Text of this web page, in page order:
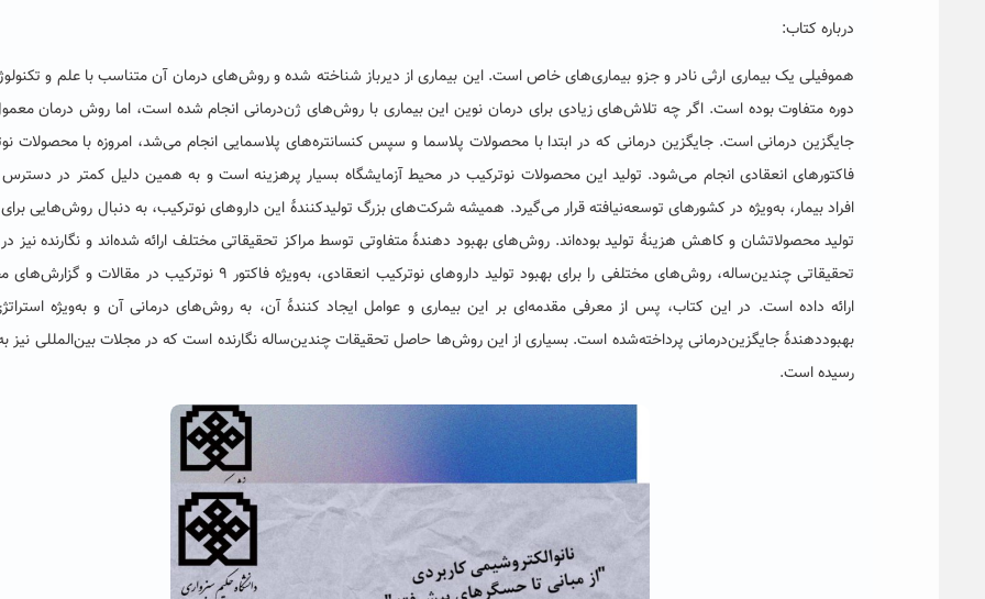
درباره کتاب:
هموفیلی یک بیماری ارثی نادر و جزو بیماری‌های خاص است. این بیماری از دیرباز شناخته شده و روش‌های درمان آن متناسب با علم و
دوره متفاوت بوده است. اگر چه تلاش‌های زیادی برای درمان نوین این بیماری با روش‌های ژن‌درمانی انجام شده است، اما روش درمان
جایگزین درمانی است. جایگزین درمانی که در ابتدا با محصولات پلاسما و سپس کنسانتره‌های پلاسمایی انجام می‌شد، امروزه با محصولات
فاکتورهای انعقادی انجام می‌شود. تولید این محصولات نوترکیب در محیط آزمایشگاه بسیار پرهزینه است و به همین دلیل کمتر در
افراد بیمار، به‌ویژه در کشورهای توسعه‌نیافته قرار می‌گیرد. همیشه شرکت‌های بزرگ تولیدکنندۀ این داروهای نوترکیب، به دنبال روش‌هایی
تولید محصولاتشان و کاهش هزینۀ تولید بوده‌اند. روش‌های بهبود‌ دهندۀ متفاوتی توسط مراکز تحقیقاتی مختلف ارائه شده‌اند و نگارنده نیز
تحقیقاتی چندین‌ساله، روش‌های مختلفی را برای بهبود تولید داروهای نوترکیب انعقادی، به‌ویژه فاکتور ۹ نوترکیب در
ارائه داده است. در این کتاب، پس از معرفی مقدمه‌ای بر این بیماری و عوامل ایجاد کنندۀ آن، به روش‌های درمانی آن و به‌ویژه
بهبوددهندۀ جایگزین‌درمانی پرداخته‌شده است. بسیاری از این روش‌ها حاصل تحقیقات چندین‌ساله نگارنده است که در مجلات بین‌المللی نیز
رسیده است.